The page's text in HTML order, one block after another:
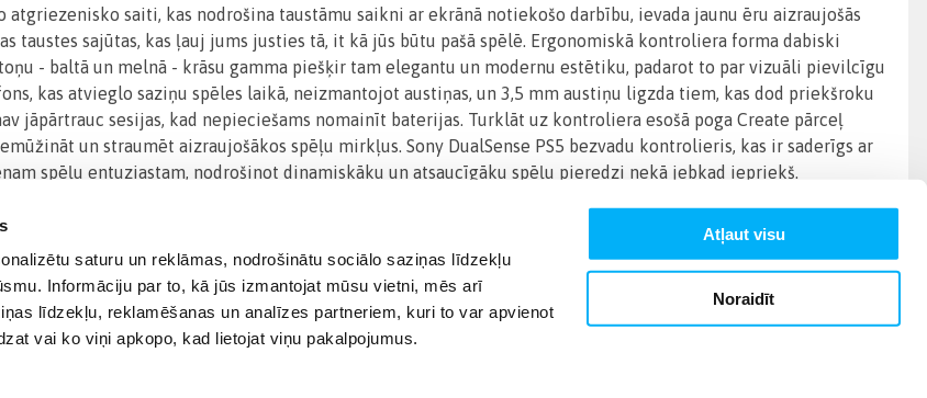
saturu un reklāmas, nodrošinātu sociālo saziņas līdzekļu
Informāciju par to, kā jūs izmantojat mūsu vietni, mēs arī
līdzekļu, reklamēšanas un analīzes partneriem, kuri to var apvienot
vai ko viņi apkopo, kad lietojat viņu pakalpojumus.
Atļaut visu
Noraidīt
saiti, kas nodrošina taustāmu saikni ar ekrānā notiekošo darbību, ievada jaunu ēru aizraujošās
taustes sajūtas, kas ļauj jums justies tā, it kā jūs būtu pašā spēlē. Ergonomiskā kontroliera forma dabiski
- baltā un melnā - krāsu gamma piešķir tam elegantu un modernu estētiku, padarot to par vizuāli pievilcīgu
kas atvieglo saziņu spēles laikā, neizmantojot austiņas, un 3,5 mm austiņu ligzda tiem, kas dod priekšroku
jāpārtrauc sesijas, kad nepieciešams nomainīt baterijas. Turklāt uz kontroliera esošā poga Create pārceļ
un straumēt aizraujošākos spēļu mirkļus. Sony DualSense PS5 bezvadu kontrolieris, kas ir saderīgs ar
spēļu entuziastam, nodrošinot dinamiskāku un atsaucīgāku spēļu pieredzi nekā jebkad iepriekš.